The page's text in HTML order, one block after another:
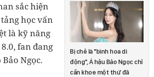
Bị chê là "bình hoa di
động", Á hậu Bảo Ngọc chỉ
cần khoe một thứ đã
sắc hiện
học vấn
là kỹ năng
fan đang
Ngọc.